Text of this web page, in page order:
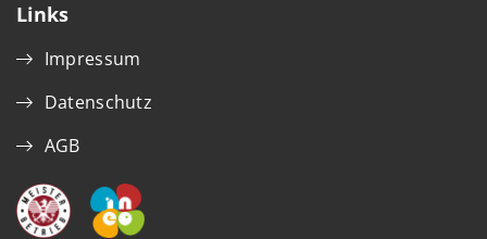
Links
Impressum
Datenschutz
AGB